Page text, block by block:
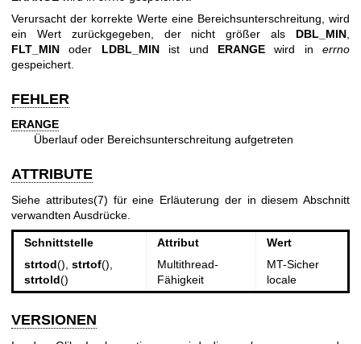
Verursacht der korrekte Werte eine Bereichsunterschreitung, wird
ein Wert zurückgegeben, der nicht größer als DBL_MIN
FLT_MIN oder LDBL_MINist und ERANGEwird in errno
gespeichert.
FEHLER
ERANGE
Überlauf oder Bereichsunterschreitung aufgetreten
ATTRIBUTE
Siehe attributes(7) für eine Erläuterung der in diesem Abschnitt
verwandten Ausdrücke.
Schnittstelle Attribut
Wert
strtod(), strtof(),
strtold()
Multithread-
Fähigkeit
MT-Sicher
locale
VERSIONEN